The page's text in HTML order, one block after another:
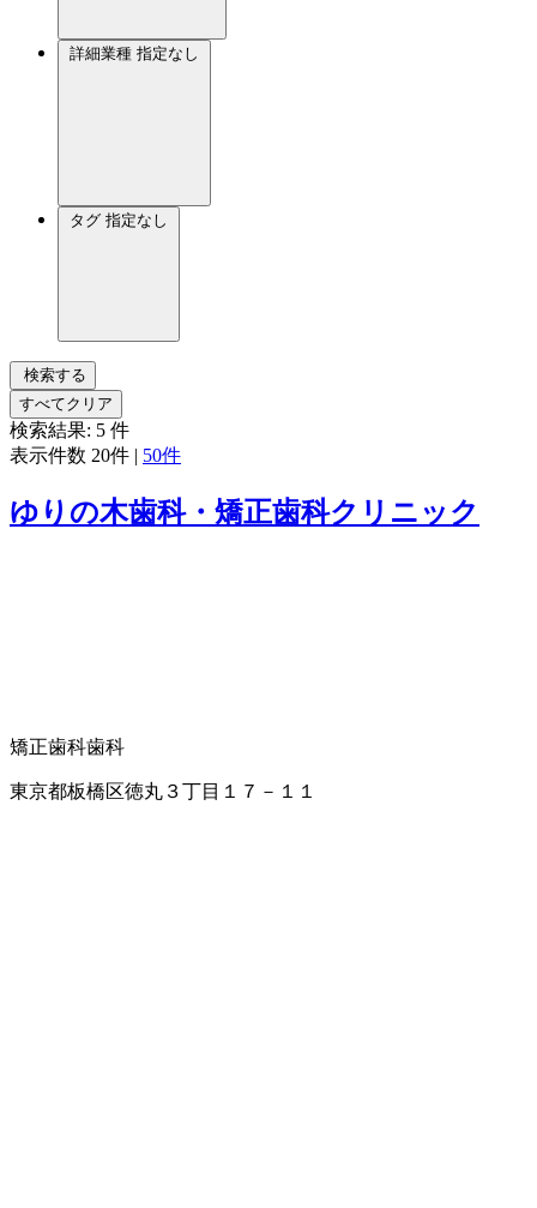
詳細業種 指定なし
タグ 指定なし
検索する
すべてクリア
検索結果: 5 件
表示件数 20件 | 50件
ゆりの木歯科・矯正歯科クリニック
矯正歯科歯科
東京都板橋区徳丸３丁目１７－１１